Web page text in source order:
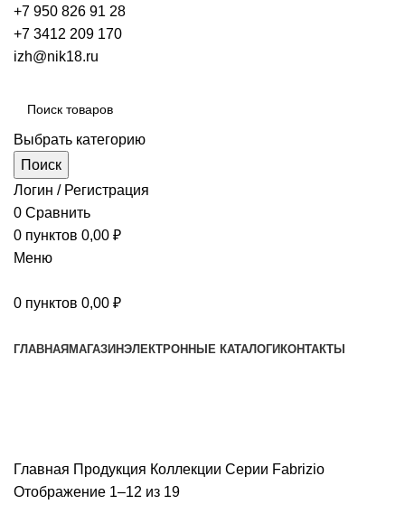
+7 950 826 91 28
+7 3412 209 170
izh@nik18.ru
Выбрать категорию
Поиск
Логин / Регистрация
0 Сравнить
0 пунктов 0,00 ₽
Меню
0 пунктов 0,00 ₽
ГЛАВНАЯ МАГАЗИНЭЛЕКТРОННЫЕ КАТАЛОГИ КОНТАКТЫ
Главная Продукция Коллекции Серии Fabrizio
Отображение 1–12 из 19